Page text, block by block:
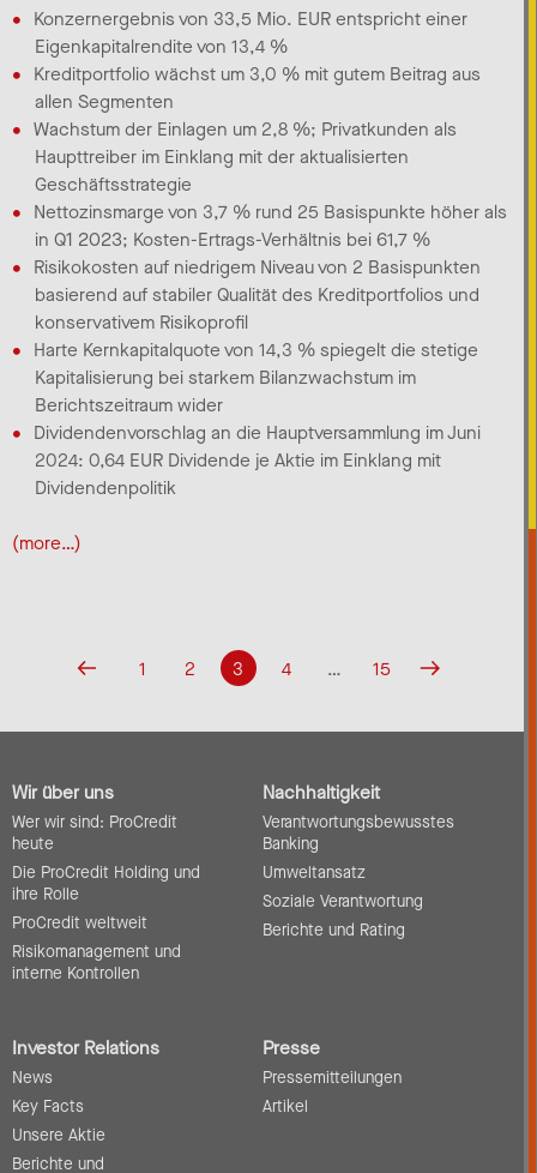
Konzernergebnis von 33,5 Mio. EUR entspricht einer
Eigenkapitalrendite von 13,4 %
Kreditportfolio wächst um 3,0 % mit gutem Beitrag aus
allen Segmenten
Wachstum der Einlagen um 2,8 %; Privatkunden als
Haupttreiber im Einklang mit der aktualisierten
Geschäftsstrategie
Nettozinsmarge von 3,7 % rund 25 Basispunkte höher als
in Q1 2023; Kosten-Ertrags-Verhältnis bei 61,7 %
Risikokosten auf niedrigem Niveau von 2 Basispunkten
basierend auf stabiler Qualität des Kreditportfolios und
konservativem Risikoprofil
Harte Kernkapitalquote von 14,3 % spiegelt die stetige
Kapitalisierung bei starkem Bilanzwachstum im
Berichtszeitraum wider
Dividendenvorschlag an die Hauptversammlung im Juni
2024: 0,64 EUR Dividende je Aktie im Einklang mit
Dividendenpolitik
(more…)
1 2 3 4 … 15
Wir über uns
Wer wir sind: ProCredit
heute
Die ProCredit Holding und
ihre Rolle
ProCredit weltweit
Risikomanagement und
interne Kontrollen
Nachhaltigkeit
Verantwortungsbewusstes
Banking
Umweltansatz
Soziale Verantwortung
Berichte und Rating
Investor Relations
News
Key Facts
Unsere Aktie
Berichte und
Presse
Pressemitteilungen
Artikel